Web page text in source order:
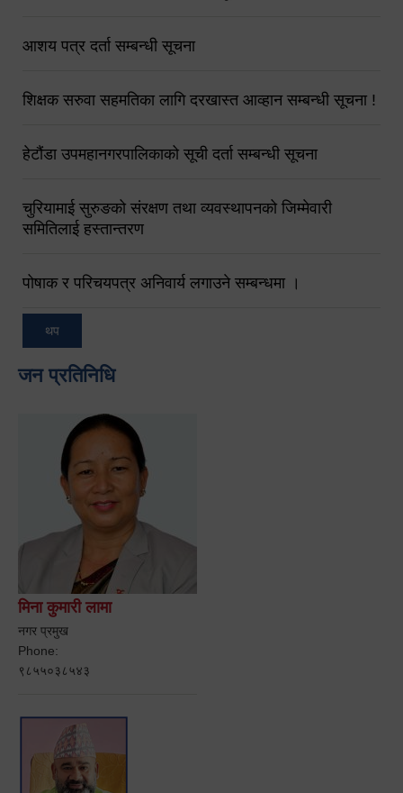
आशय पत्र दर्ता सम्बन्धी सूचना
शिक्षक सरुवा सहमतिका लागि दरखास्त आव्हान सम्बन्धी सूचना !
हेटौंडा उपमहानगरपालिकाको सूची दर्ता सम्बन्धी सूचना
चुरियामाई सुरुङको संरक्षण तथा व्यवस्थापनको जिम्मेवारी
समितिलाई हस्तान्तरण
पोषाक र परिचयपत्र अनिवार्य लगाउने सम्बन्धमा ।
थप
जन प्रतिनिधि
मिना कुमारी लामा
नगर प्रमुख
Phone:
९८५५०३८५४३